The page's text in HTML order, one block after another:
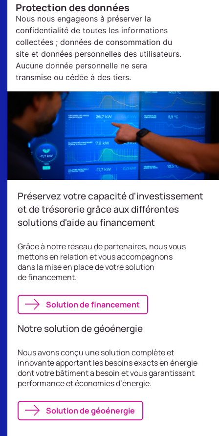
Protection des données
Nous nous engageons à préserver la
confidentialité de toutes les informations
collectées ; données de consommation du
site et données personnelles des utilisateurs.
Aucune donnée personnelle ne sera
transmise ou cédée à des tiers.
Préservez votre capacité d'investissement
et de trésorerie grâce aux différentes
solutions d'aide au financement
Grâce à notre réseau de partenaires, nous vous
mettons en relation et vous accompagnons
dans la mise en place de votre solution
de financement.
Solution de financement
Notre solution de géoénergie
Nous avons conçu une solution complète et
innovante apportant les besoins exacts en énergie
dont votre bâtiment a besoin et vous garantissant
performance et économies d’énergie.
Solution de géoénergie